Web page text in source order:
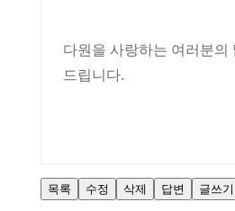
다원을 사랑하는 여러분의
드립니다.
목록 수정 삭제 답변 글쓰기